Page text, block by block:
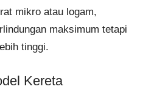
mikro atau logam,
maksimum tetapi
tinggi.
Kereta